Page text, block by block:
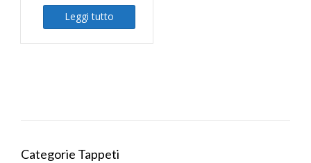
Leggi tutto
Categorie Tappeti